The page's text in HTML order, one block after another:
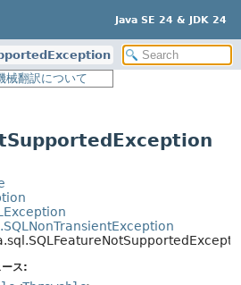
Java SE 24 & JDK 24
械翻訳について
ース: